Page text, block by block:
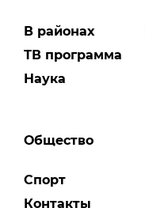
В районах
ТВ программа
Наука
Общество
Спорт
Контакты